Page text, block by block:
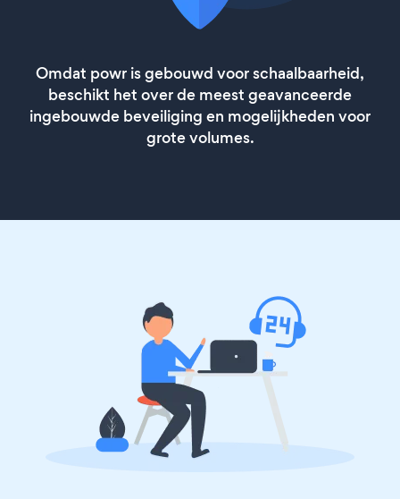
Omdat powr is gebouwd voor schaalbaarheid,
beschikt het over de meest geavanceerde
ingebouwde beveiliging en mogelijkheden voor
grote volumes.